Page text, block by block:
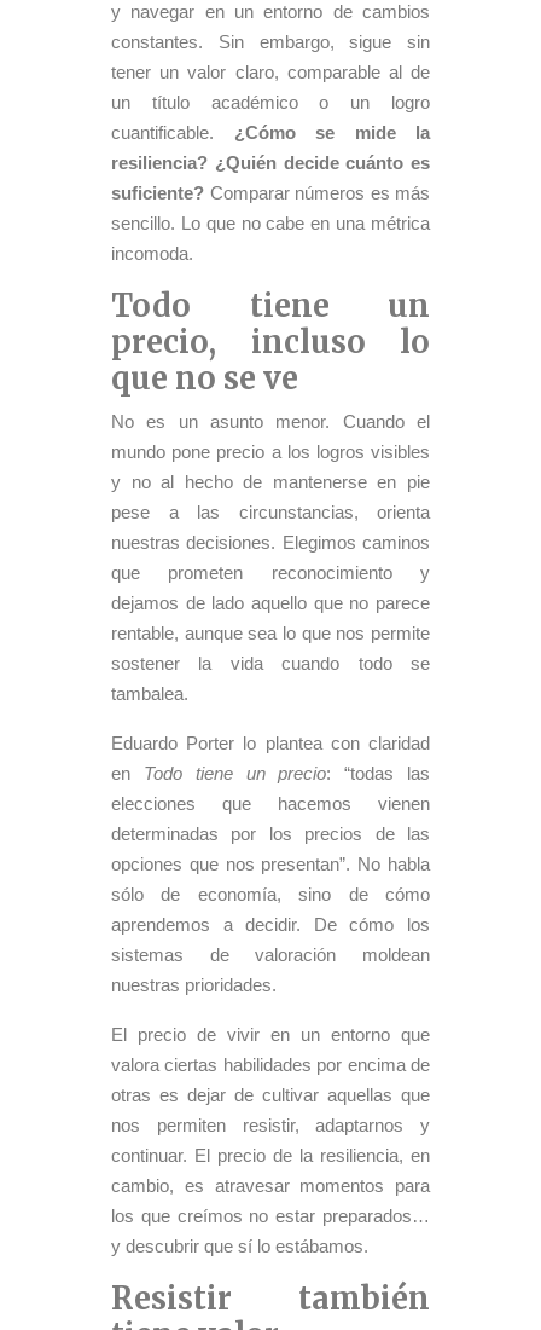
y navegar en un entorno de cambios
constantes. Sin embargo, sigue sin
tener un valor claro, comparable al de
un título académico o un logro
cuantificable. ¿Cómo se mide la
resiliencia? ¿Quién decide cuánto es
suficiente? Comparar números es más
sencillo. Lo que no cabe en una métrica
incomoda.
Todo tiene un
precio, incluso lo
que no se ve
No es un asunto menor. Cuando el
mundo pone precio a los logros visibles
y no al hecho de mantenerse en pie
pese a las circunstancias, orienta
nuestras decisiones. Elegimos caminos
que prometen reconocimiento y
dejamos de lado aquello que no parece
rentable, aunque sea lo que nos permite
sostener la vida cuando todo se
tambalea.
Eduardo Porter lo plantea con claridad
en Todo tiene un precio: “todas las
elecciones que hacemos vienen
determinadas por los precios de las
opciones que nos presentan”. No habla
sólo de economía, sino de cómo
aprendemos a decidir. De cómo los
sistemas de valoración moldean
nuestras prioridades.
El precio de vivir en un entorno que
valora ciertas habilidades por encima de
otras es dejar de cultivar aquellas que
nos permiten resistir, adaptarnos y
continuar. El precio de la resiliencia, en
cambio, es atravesar momentos para
los que creímos no estar preparados…
y descubrir que sí lo estábamos.
Resistir también